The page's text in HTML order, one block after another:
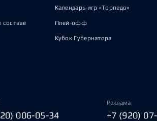
Календарь игр «Торпедо»
Плей-офф
Кубок Губернатора
006-05-34
Реклама
+7 (920)